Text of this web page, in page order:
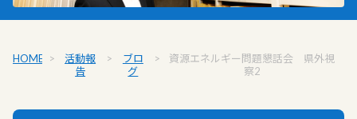
HOME >
活動報
告
>
ブロ
グ
>
資源エネルギー問題懇話会 県外視
察2